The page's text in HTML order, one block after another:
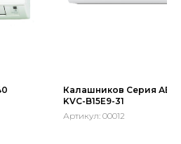
Калашников Серия
KVС-B15E9-31
Артикул: 00012